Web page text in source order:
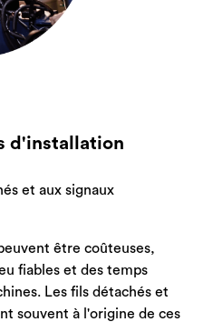
d'installation
et aux signaux
être coûteuses,
fiables et des temps
Les fils détachés et
souvent à l'origine de ces